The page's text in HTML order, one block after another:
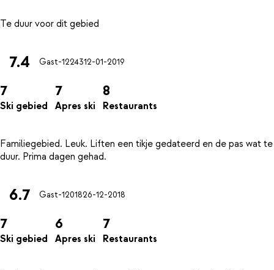
7.4 Gast-1224312-01-2019
7
Ski gebied
7
Apres ski
8
Restaurants
Familiegebied. Leuk. Liften een tikje gedateerd en de pas wat te
6.7 Gast-1201826-12-2018
7
Ski gebied
6
Apres ski
7
Restaurants